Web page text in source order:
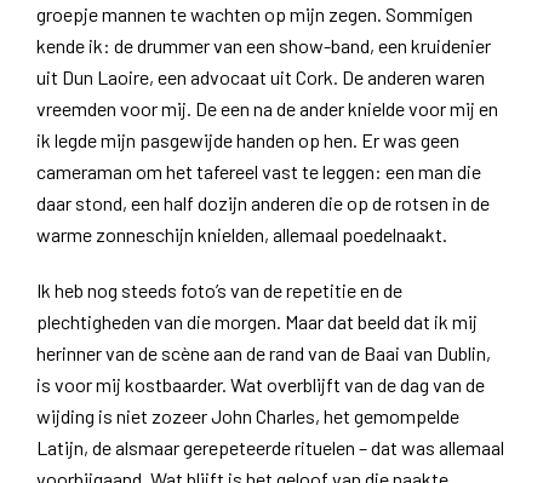
groepje mannen te wachten op mijn zegen. Sommigen
kende ik: de drummer van een show-band, een kruidenier
uit Dun Laoire, een advocaat uit Cork. De anderen waren
vreemden voor mij. De een na de ander knielde voor mij en
ik legde mijn pasgewijde handen op hen. Er was geen
cameraman om het tafereel vast te leggen: een man die
daar stond, een half dozijn anderen die op de rotsen in de
warme zonneschijn knielden, allemaal poedelnaakt.
Ik heb nog steeds foto’s van de repetitie en de
plechtigheden van die morgen. Maar dat beeld dat ik mij
herinner van de scène aan de rand van de Baai van Dublin,
is voor mij kostbaarder. Wat overblijft van de dag van de
wijding is niet zozeer John Charles, het gemompelde
Latijn, de alsmaar gerepeteerde rituelen – dat was allemaal